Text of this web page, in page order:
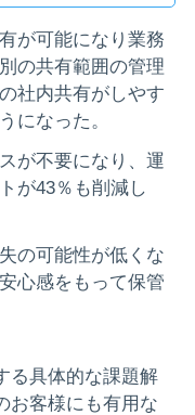
が可能になり業務
の共有範囲の管理
社内共有がしやす
になった。
が不要になり、運
が43％も削減し
の可能性が低くな
心感をもって保管
る具体的な課題解
お客様にも有用な